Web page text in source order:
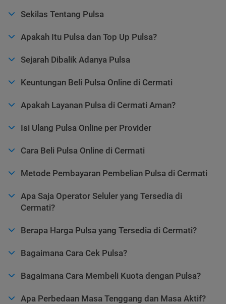
Sekilas Tentang Pulsa
Apakah Itu Pulsa dan Top Up Pulsa?
Sejarah Dibalik Adanya Pulsa
Keuntungan Beli Pulsa Online di Cermati
Apakah Layanan Pulsa di Cermati Aman?
Isi Ulang Pulsa Online per Provider
Cara Beli Pulsa Online di Cermati
Metode Pembayaran Pembelian Pulsa di Cermati
Apa Saja Operator Seluler yang Tersedia di
Cermati?
Berapa Harga Pulsa yang Tersedia di Cermati?
Bagaimana Cara Cek Pulsa?
Bagaimana Cara Membeli Kuota dengan Pulsa?
Apa Perbedaan Masa Tenggang dan Masa Aktif?